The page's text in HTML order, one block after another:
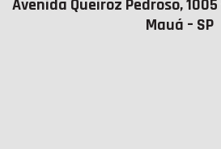
Avenida Queiroz Pedroso,
Mauá – SP